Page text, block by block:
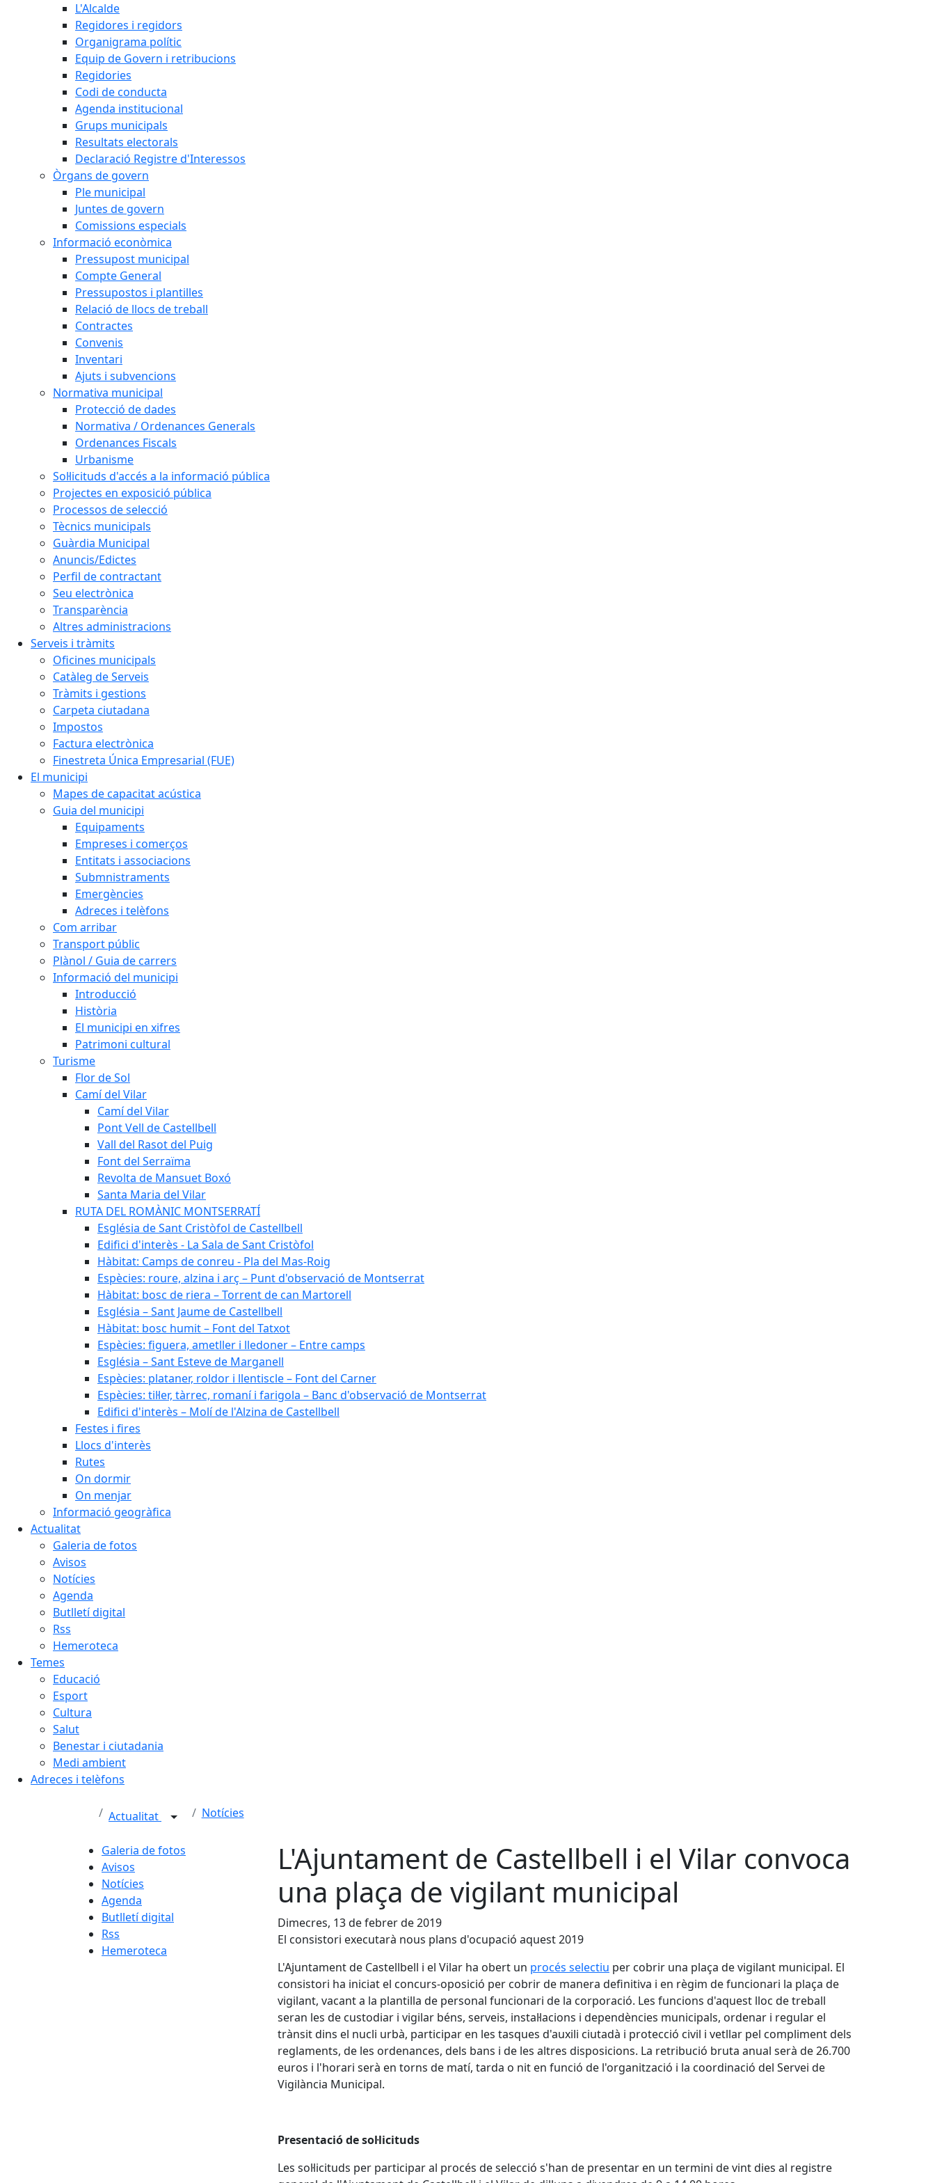
L'Alcalde
Regidores i regidors
Organigrama polític
Equip de Govern i retribucions
Regidories
Codi de conducta
Agenda institucional
Grups municipals
Resultats electorals
Declaració Registre d'Interessos
Òrgans de govern
Ple municipal
Juntes de govern
Comissions especials
Informació econòmica
Pressupost municipal
Compte General
Pressupostos i plantilles
Relació de llocs de treball
Contractes
Convenis
Inventari
Ajuts i subvencions
Normativa municipal
Protecció de dades
Normativa / Ordenances Generals
Ordenances Fiscals
Urbanisme
Sol·licituds d'accés a la informació pública
Projectes en exposició pública
Processos de selecció
Tècnics municipals
Guàrdia Municipal
Anuncis/Edictes
Perfil de contractant
Seu electrònica
Transparència
Altres administracions
Serveis i tràmits
Oficines municipals
Catàleg de Serveis
Tràmits i gestions
Carpeta ciutadana
Impostos
Factura electrònica
Finestreta Única Empresarial (FUE)
El municipi
Mapes de capacitat acústica
Guia del municipi
Equipaments
Empreses i comerços
Entitats i associacions
Submnistraments
Emergències
Adreces i telèfons
Com arribar
Transport públic
Plànol / Guia de carrers
Informació del municipi
Introducció
Història
El municipi en xifres
Patrimoni cultural
Turisme
Flor de Sol
Camí del Vilar
Camí del Vilar
Pont Vell de Castellbell
Vall del Rasot del Puig
Font del Serraïma
Revolta de Mansuet Boxó
Santa Maria del Vilar
RUTA DEL ROMÀNIC MONTSERRATÍ
Església de Sant Cristòfol de Castellbell
Edifici d'interès - La Sala de Sant Cristòfol
Hàbitat: Camps de conreu - Pla del Mas-Roig
Espècies: roure, alzina i arç – Punt d'observació de Montserrat
Hàbitat: bosc de riera – Torrent de can Martorell
Església – Sant Jaume de Castellbell
Hàbitat: bosc humit – Font del Tatxot
Espècies: figuera, ametller i lledoner – Entre camps
Església – Sant Esteve de Marganell
Espècies: plataner, roldor i llentiscle – Font del Carner
Espècies: til·ler, tàrrec, romaní i farigola – Banc d'observació de Montserrat
Edifici d'interès – Molí de l'Alzina de Castellbell
Festes i fires
Llocs d'interès
Rutes
On dormir
On menjar
Informació geogràfica
Actualitat
Galeria de fotos
Avisos
Notícies
Agenda
Butlletí digital
Rss
Hemeroteca
Temes
Educació
Esport
Cultura
Salut
Benestar i ciutadania
Medi ambient
Adreces i telèfons
Actualitat Notícies
Galeria de fotos
Avisos
Notícies
Agenda
Butlletí digital
Rss
Hemeroteca
L'Ajuntament de Castellbell i el Vilar convoca
una plaça de vigilant municipal
Dimecres, 13 de febrer de 2019
El consistori executarà nous plans d'ocupació aquest 2019
L'Ajuntament de Castellbell i el Vilar ha obert un procés selectiu per cobrir una plaça de vigilant municipal. El
consistori ha iniciat el concurs-oposició per cobrir de manera definitiva i en règim de funcionari la plaça de
vigilant, vacant a la plantilla de personal funcionari de la corporació. Les funcions d'aquest lloc de treball
seran les de custodiar i vigilar béns, serveis, instal·lacions i dependències municipals, ordenar i regular el
trànsit dins el nucli urbà, participar en les tasques d'auxili ciutadà i protecció civil i vetllar pel compliment dels
reglaments, de les ordenances, dels bans i de les altres disposicions. La retribució bruta anual serà de 26.700
euros i l'horari serà en torns de matí, tarda o nit en funció de l'organització i la coordinació del Servei de
Vigilància Municipal.
Presentació de sol·licituds
Les sol·licituds per participar al procés de selecció s'han de presentar en un termini de vint dies al registre